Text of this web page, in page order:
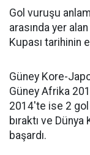
Gol vuruşu
arasında yer
Kupası tarihinin
Güney Kore-
Güney Afrika
2014'te ise 2
bıraktı ve
başardı.